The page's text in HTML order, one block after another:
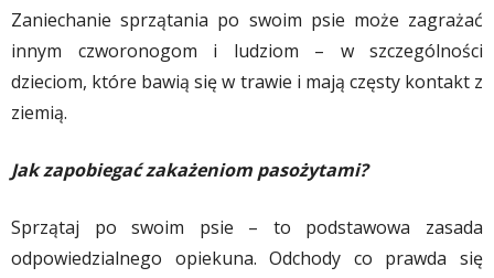
Zaniechanie sprzątania po swoim psie może zagrażać
innym czworonogom i ludziom – w szczególności
dzieciom, które bawią się w trawie i mają częsty kontakt z
ziemią.
Jak zapobiegać zakażeniom pasożytami?
Sprzątaj po swoim psie – to podstawowa zasada
odpowiedzialnego opiekuna. Odchody co prawda się